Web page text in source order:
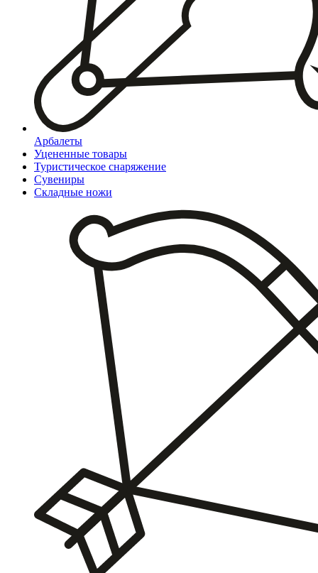
Арбалеты
Уцененные товары
Туристическое снаряжение
Сувениры
Складные ножи